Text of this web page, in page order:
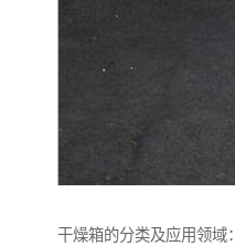
干燥箱的分类及应用领域：